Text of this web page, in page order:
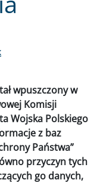
wpuszczony w
Komisji
Wojska Polskiego
z baz
Państwa”
przyczyn tych
go danych,